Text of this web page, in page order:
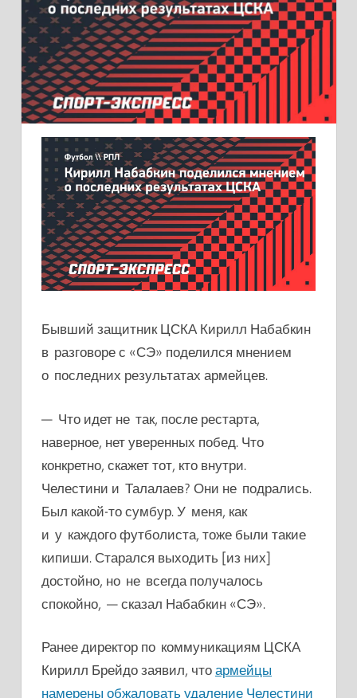
Бывший защитник ЦСКА Кирилл Набабкин
в разговоре с «СЭ» поделился мнением
о последних результатах армейцев.
— Что идет не так, после рестарта,
наверное, нет уверенных побед. Что
конкретно, скажет тот, кто внутри.
Челестини и Талалаев? Они не подрались.
Был какой-то сумбур. У меня, как
и у каждого футболиста, тоже были такие
кипиши. Старался выходить [из них]
достойно, но не всегда получалось
спокойно, — сказал Набабкин «СЭ».
Ранее директор по коммуникациям ЦСКА
Кирилл Брейдо заявил, чтоармейцы
намерены обжаловать удаление Челестини